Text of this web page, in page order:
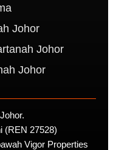
Johor
Johor
Johor
(REN 27528)
Vigor Properties